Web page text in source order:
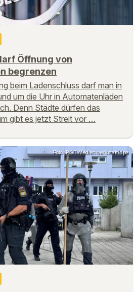
Öffnung von
begrenzen
beim Ladenschluss darf man in
um die Uhr in Automatenläden
Denn Städte dürfen das
gibt es jetzt Streit vor …
Foto: RGB Medienwerkstatt/dpa